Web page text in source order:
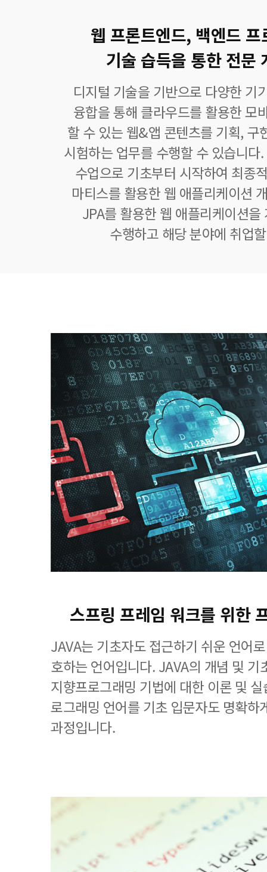
웹 프론트엔드, 백엔드
기술 습득을 통한 전문
디지털 기술을 기반으로 다양한 기
융합을 통해 클라우드를 활용한 모
할 수 있는 웹&앱 콘텐츠를 기획, 구
시험하는 업무를 수행할 수 있습니다
수업으로 기초부터 시작하여 최종
마티스를 활용한 웹 애플리케이션
JPA를 활용한 웹 애플리케이션
수행하고 해당 분야에 취업
스프링 프레임 워크를 위한
JAVA는 기초자도 접근하기 쉬운 언어
호하는 언어입니다. JAVA의 개념 및 기
지향프로그래밍 기법에 대한 이론 및
로그래밍 언어를 기초 입문자도 명확하
과정입니다.